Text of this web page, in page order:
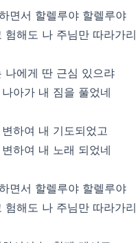
면서 할렐루야 할렐루야
험해도 나 주님만 따라가리
나에게 딴 근심 있으랴
아가 내 짐을 풀었네
하여 내 기도되었고
하여 내 노래 되었네
면서 할렐루야 할렐루야
험해도 나 주님만 따라가리